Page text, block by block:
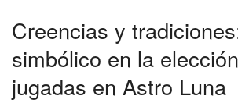
Creencias y
simbólico en la
jugadas en Astro Luna